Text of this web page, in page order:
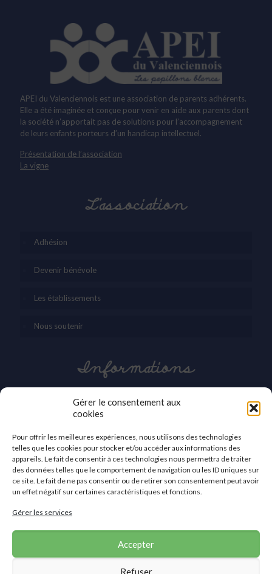
Gérer le consentement aux
cookies
Pour offrir les meilleures expériences, nous utilisons des technologies
telles que les cookies pour stocker et/ou accéder aux informations des
appareils. Le fait de consentir à ces technologies nous permettra de traiter
des données telles que le comportement de navigation ou les ID uniques sur
ce site. Le fait de ne pas consentir ou de retirer son consentement peut avoir
un effet négatif sur certaines caractéristiques et fonctions.
Gérer les services
Accepter
Refuser
APEI du Valenciennois est une association de parents adhérents.
Elle a été imaginée et conçue pour venir en aide aux parents dont
la société n’apportait pas de solutions pour l’accompagnement
de leurs enfants porteurs d’un handicap intellectuel.
Présentation de l’association
La vigne
L’association
Adhésion
Devenir bénévole
Les établissements
Nous soutenir
Informations
03 27 42 86 30
APEI du Valenciennois
2a, avenue des Sports
59410 Anzin
Nous contacter